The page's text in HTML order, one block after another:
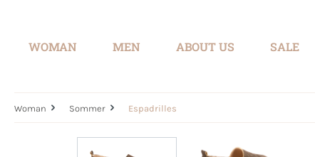
WOMAN MEN ABOUT US SALE
Woman Sommer Espadrilles